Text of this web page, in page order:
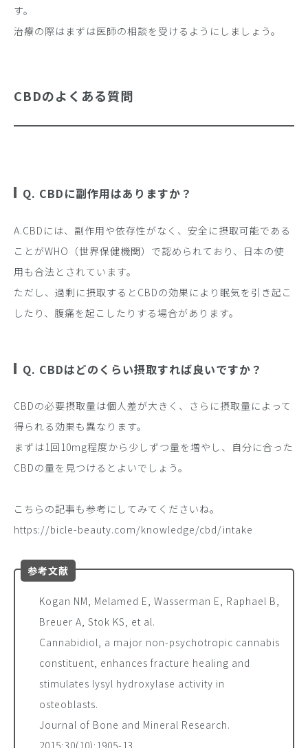
す。
治療の際はまずは医師の相談を受けるようにしましょう。
CBDのよくある質問
Q. CBDに副作用はありますか？
A.CBDには、副作用や依存性がなく、安全に摂取可能である
ことがWHO（世界保健機関）で認められており、日本の使
用も合法とされています。
ただし、過剰に摂取するとCBDの効果により眠気を引き起こ
したり、腹痛を起こしたりする場合があります。
Q. CBDはどのくらい摂取すれば良いですか？
CBDの必要摂取量は個人差が大きく、さらに摂取量によって
得られる効果も異なります。
まずは1回10mg程度から少しずつ量を増やし、自分に合った
CBDの量を見つけるとよいでしょう。
こちらの記事も参考にしてみてくださいね。
https://bicle-beauty.com/knowledge/cbd/intake
参考文献
Kogan NM, Melamed E, Wasserman E, Raphael B,
Breuer A, Stok KS, et al.
Cannabidiol, a major non-psychotropic cannabis
constituent, enhances fracture healing and
stimulates lysyl hydroxylase activity in
osteoblasts.
Journal of Bone and Mineral Research.
2015;30(10):1905-13.